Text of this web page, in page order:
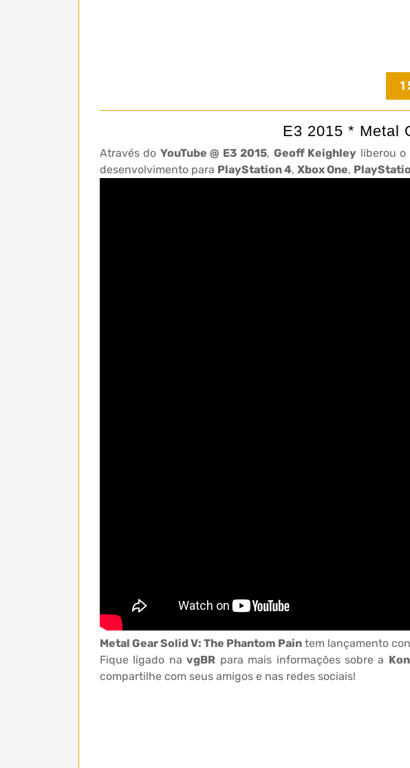
E3 2015 * Metal
Através do YouTube @ E3 2015, Geoff Keighley liberou
desenvolvimento para PlayStation 4, Xbox One,
Metal Gear Solid V: The Phantom Pain tem lançamento
Fique ligado navgBR para mais informações sobre a
compartilhe com seus amigos e nas redes sociais!